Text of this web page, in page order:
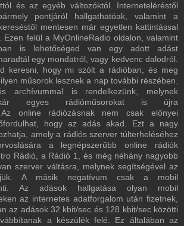
és az egyéb változóktól. Interneteléréstől
pontjáról hallgathatóak, valamint a
mentesen már egyetlen kattintással
Ezen felül a MyOnlineRadio oldalon, valamint
is lehetőséged van egy adott adást
egy mondatról, vagy kedvenc dalodról.
keresni, hogy mi szólt a rádióban, és meg
műsorok lesznek a nap további részében.
archívummal is rendelkezünk, melynek
egyes rádióműsorokat is újra
Az online rádiózásnak nem csak előnyei
hogy az adás akad. Ezt a nagy
amely a rádiós szerver túlterheléséhez
a legnépszerűbb online rádiók
Rádió, a Rádió 1, és még néhány nagyobb
szerver váltásra, melynek segítségével az
A másik negatívum csak a mobil
Az adások hallgatása olyan mobil
az internetes adatforgalom után fizetnek,
az adások 32 kbit/sec és 128 kbit/sec közötti
a készülék felé. Ez általában az